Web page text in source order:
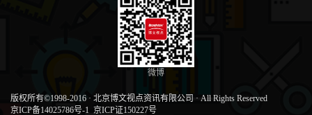
微博
版权所有©1998-2016 · 北京博文视点资讯有限公司 · All Rights Reserved
京ICP备14025786号-1 京ICP证150227号